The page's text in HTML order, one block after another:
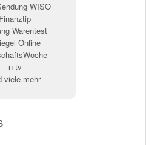
WISO
Finanztip
Warentest
Online
n-tv
viele mehr